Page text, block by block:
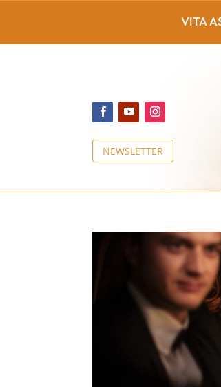
NEWSLETTER
VITA